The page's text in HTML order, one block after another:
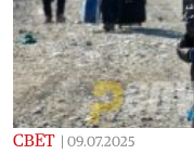
СВЕТ 09.07.2025